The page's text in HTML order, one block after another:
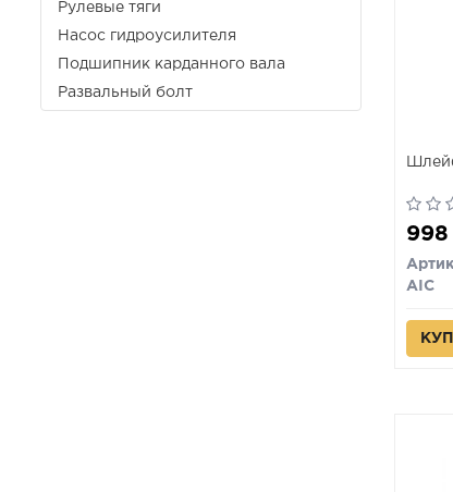
Рулевые тяги
Насос гидроусилителя
Подшипник карданного вала
Развальный болт
998
AIC